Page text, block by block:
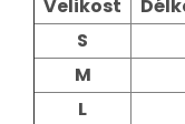
Velikost
S
M
L